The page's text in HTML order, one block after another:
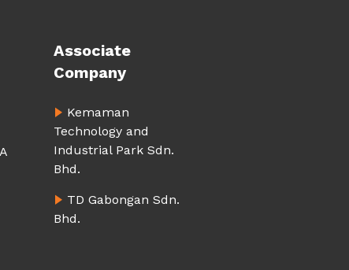
Associate
Company
Kemaman
Technology and
Industrial Park Sdn.
Bhd.
TD Gabongan Sdn.
Bhd.